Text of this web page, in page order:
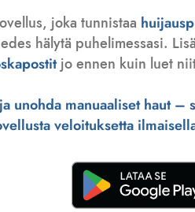
joka tunnistaa
hälytä puhelimessasi.
jo ennen kuin luet
unohda manuaaliset haut
veloituksetta